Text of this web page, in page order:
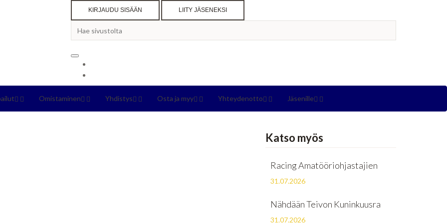
KIRJAUDU SISÄÄN LIITY JÄSENEKSI
Omistaminen Yhdistys Osta ja myy Yhteydenotto Jäsenille
Katso myös
Racing Amatööriohjastajien
31.07.2026
Nähdään Teivon Kuninkuusra
31.07.2026